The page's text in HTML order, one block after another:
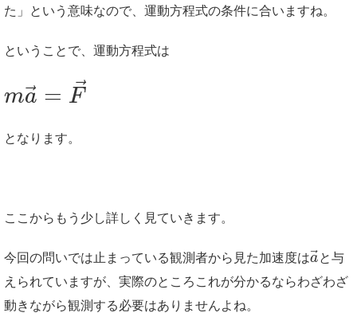
た」という意味なので、運動方程式の条件に合いますね。
ということで、運動方程式は
ma = F
となります。
ここからもう少し詳しく見ていきます。
今回の問いでは止まっている観測者から見た加速度はa ⃗と与
えられていますが、実際のところこれが分かるならわざわざ
動きながら観測する必要はありませんよね。